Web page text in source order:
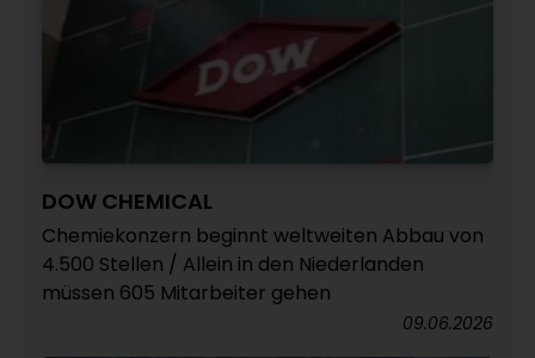
DOW CHEMICAL
Chemiekonzern beginnt weltweiten Abbau von
4.500 Stellen / Allein in den Niederlanden
müssen 605 Mitarbeiter gehen
09.06.2026